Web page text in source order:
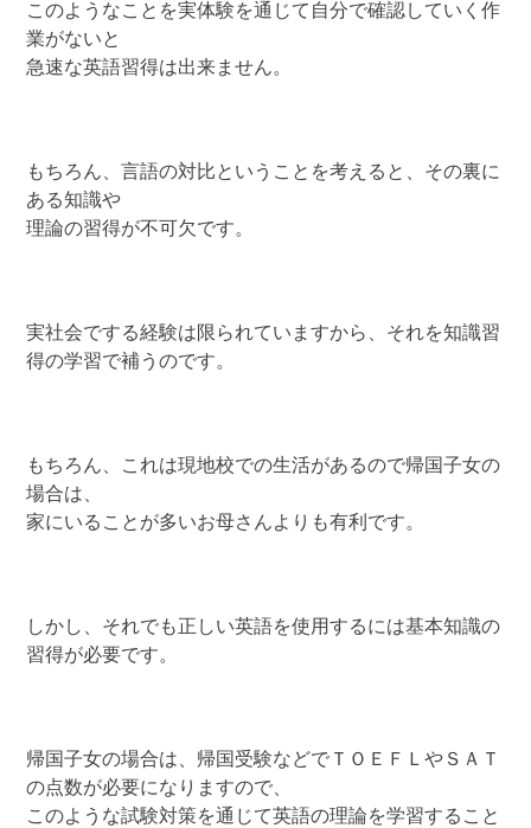
このようなことを実体験を通じて自分で確認していく作
業がないと
急速な英語習得は出来ません。
もちろん、言語の対比ということを考えると、その裏に
ある知識や
理論の習得が不可欠です。
実社会でする経験は限られていますから、それを知識習
得の学習で補うのです。
もちろん、これは現地校での生活があるので帰国子女の
場合は、
家にいることが多いお母さんよりも有利です。
しかし、それでも正しい英語を使用するには基本知識の
習得が必要です。
帰国子女の場合は、帰国受験などでＴＯＥＦＬやＳＡＴ
の点数が必要になりますので、
このような試験対策を通じて英語の理論を学習すること